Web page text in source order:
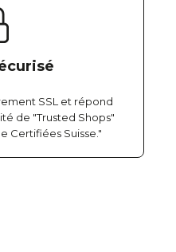
SSL et répond
de "Trusted Shops"
Certifiées Suisse."